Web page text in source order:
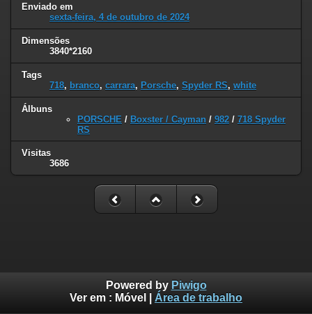
Enviado em
sexta-feira, 4 de outubro de 2024
Dimensões
3840*2160
Tags
718, branco, carrara, Porsche, Spyder RS, white
Álbuns
PORSCHE / Boxster / Cayman / 982 / 718 Spyder
RS
Visitas
3686
Powered by Piwigo
Ver em : Móvel Área de trabalho